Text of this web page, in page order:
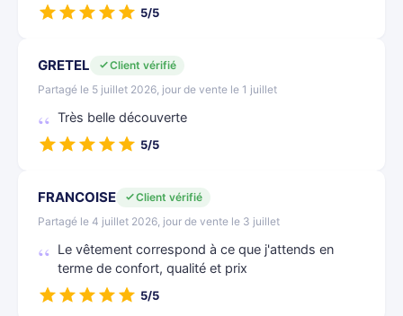
5/5
GRETEL
Client vérifié
Partagé le 5 juillet 2026, jour de vente le 1 juillet
Très belle découverte
5/5
FRANCOISE
Client vérifié
Partagé le 4 juillet 2026, jour de vente le 3 juillet
Le vêtement correspond à ce que j'attends en
terme de confort, qualité et prix
5/5